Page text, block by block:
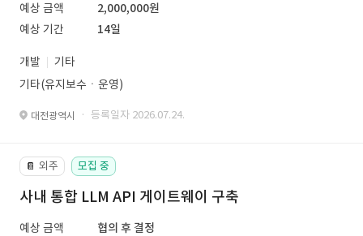
예상 금액
2,000,000원
예상 기간
14일
개발
기타
기타(유지보수ㆍ운영)
대전광역시 · 등록일자 2026.07.24.
📔 외주 모집 중
사내 통합 LLM API 게이트웨이 구축
예상 금액
협의 후 결정